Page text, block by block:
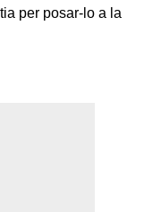
per posar-lo a la